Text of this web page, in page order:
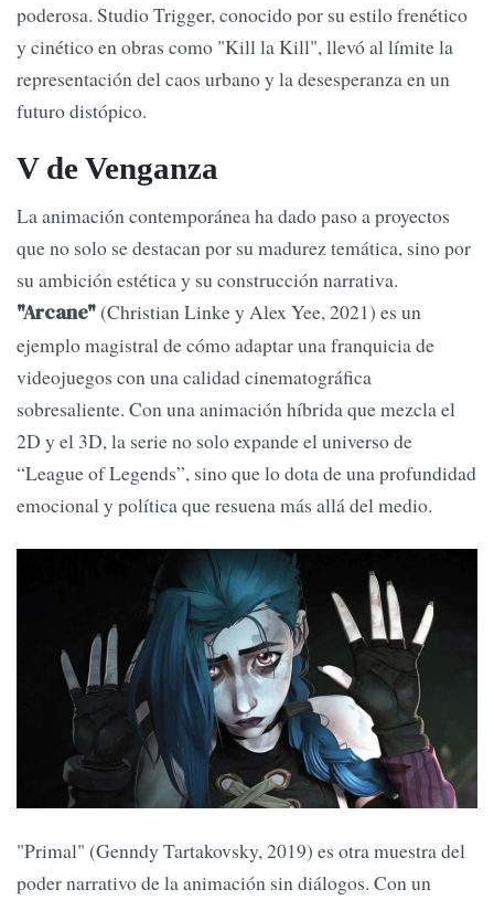
poderosa. Studio Trigger, conocido por su estilo frenético
y cinético en obras como "Kill la Kill", llevó al límite la
representación del caos urbano y la desesperanza en un
futuro distópico.
V de Venganza
La animación contemporánea ha dado paso a proyectos
que no solo se destacan por su madurez temática, sino por
su ambición estética y su construcción narrativa.
"Arcane"(Christian Linke y Alex Yee, 2021) es un
ejemplo magistral de cómo adaptar una franquicia de
videojuegos con una calidad cinematográfica
sobresaliente. Con una animación híbrida que mezcla el
2D y el 3D, la serie no solo expande el universo de
“League of Legends”, sino que lo dota de una profundidad
emocional y política que resuena más allá del medio.
"Primal" (Genndy Tartakovsky, 2019) es otra muestra del
poder narrativo de la animación sin diálogos. Con un